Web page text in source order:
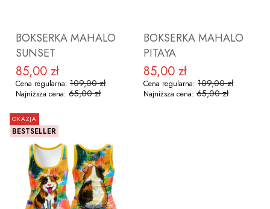
BOKSERKA MAHALO
SUNSET
Cena promocyjna
85,00 zł
Cena regularna: 109,00 zł
Najniższa cena: 65,00 zł
BOKSERKA MAHALO
PITAYA
Cena promocyjna
85,00 zł
Cena regularna: 109,00 zł
Najniższa cena: 65,00 zł
OKAZJA
BESTSELLER